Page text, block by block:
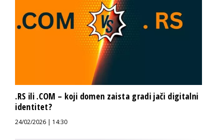
.RS ili .COM – koji domen zaista gradi jači digitalni
identitet?
24/02/2026 | 14:30